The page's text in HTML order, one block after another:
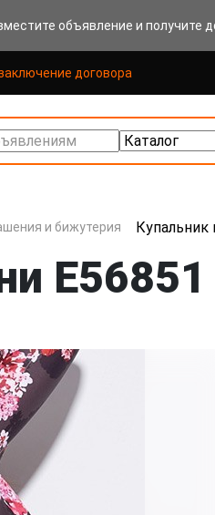
объявление и получите
договора
и бижутерия Купальник
E56851